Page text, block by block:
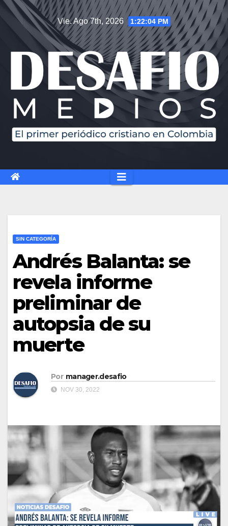
Vie. Ago 7th, 2026 1:22:05 PM
SIN CATEGORÍA
Andrés Balanta: se
revela informe
preliminar de
autopsia de su
muerte
Por manager.desafio
NOV 30, 2022